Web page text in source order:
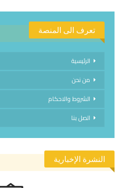
تعرف الى المنصة
الرئيسية
من نحن
الشروط والاحكام
اتصل بنا
النشرة الإخبارية